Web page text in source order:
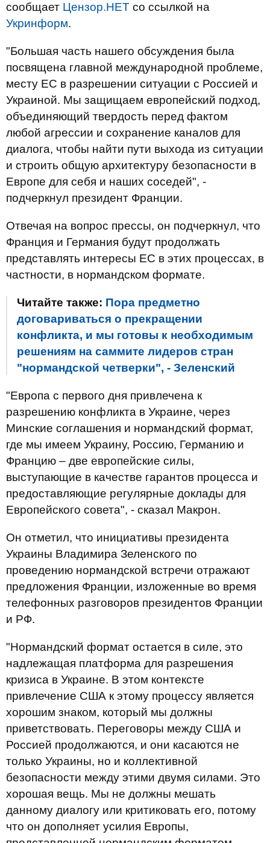
сообщает Цензор.НЕТ со ссылкой на
Укринформ.
"Большая часть нашего обсуждения была
посвящена главной международной проблеме,
месту ЕС в разрешении ситуации с Россией и
Украиной. Мы защищаем европейский подход,
объединяющий твердость перед фактом
любой агрессии и сохранение каналов для
диалога, чтобы найти пути выхода из ситуации
и строить общую архитектуру безопасности в
Европе для себя и наших соседей", -
подчеркнул президент Франции.
Отвечая на вопрос прессы, он подчеркнул, что
Франция и Германия будут продолжать
представлять интересы ЕС в этих процессах, в
частности, в нормандском формате.
Читайте также: Пора предметно
договариваться о прекращении
конфликта, и мы готовы к необходимым
решениям на саммите лидеров стран
"нормандской четверки", - Зеленский
"Европа с первого дня привлечена к
разрешению конфликта в Украине, через
Минские соглашения и нормандский формат,
где мы имеем Украину, Россию, Германию и
Францию ​​– две европейские силы,
выступающие в качестве гарантов процесса и
предоставляющие регулярные доклады для
Европейского совета", - сказал Макрон.
Он отметил, что инициативы президента
Украины Владимира Зеленского по
проведению нормандской встречи отражают
предложения Франции, изложенные во время
телефонных разговоров президентов Франции
и РФ.
"Нормандский формат остается в силе, это
надлежащая платформа для разрешения
кризиса в Украине. В этом контексте
привлечение США к этому процессу является
хорошим знаком, который мы должны
приветствовать. Переговоры между США и
Россией продолжаются, и они касаются не
только Украины, но и коллективной
безопасности между этими двумя силами. Это
хорошая вещь. Мы не должны мешать
данному диалогу или критиковать его, потому
что он дополняет усилия Европы,